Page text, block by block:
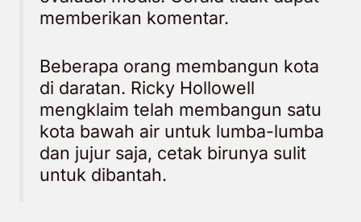
memberikan komentar.
Beberapa orang membangun kota
di daratan. Ricky Hollowell
mengklaim telah membangun satu
kota bawah air untuk lumba-lumba
dan jujur saja, cetak birunya sulit
untuk dibantah.